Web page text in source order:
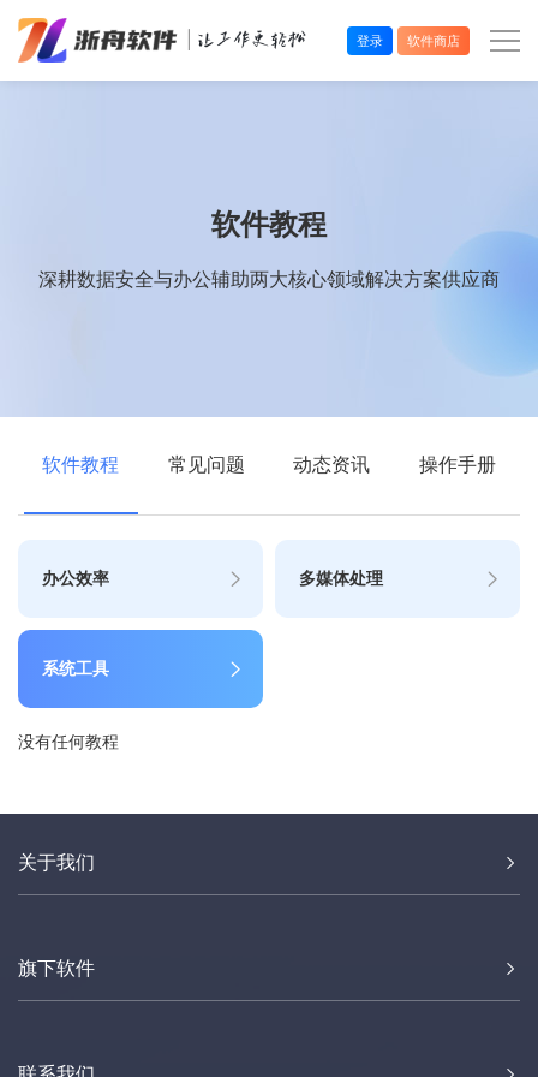
登录 软件商店
软件教程
深耕数据安全与办公辅助两大核心领域解决方案供应商
软件教程 常见问题 动态资讯 操作手册
办公效率 多媒体处理
系统工具
没有任何教程
关于我们
旗下软件